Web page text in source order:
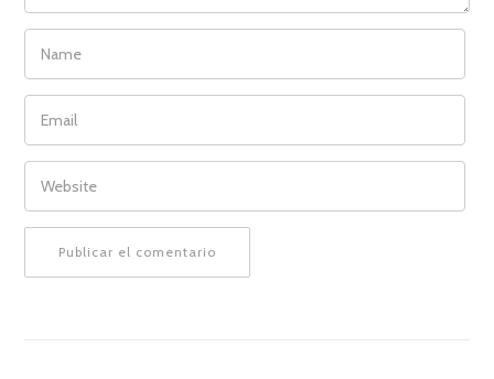
NAME
EMAIL
WEBSITE